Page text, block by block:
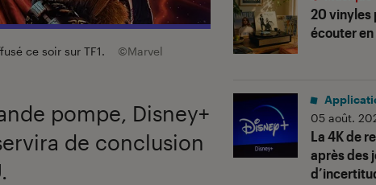
ce soir sur TF1. ©Marvel
pompe, Disney+
de conclusion
20 vinyles
écouter
La 4K de
après des
05 août.